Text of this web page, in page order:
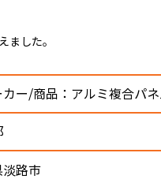
ました。
ー/商品：アルミ複合パ
路市